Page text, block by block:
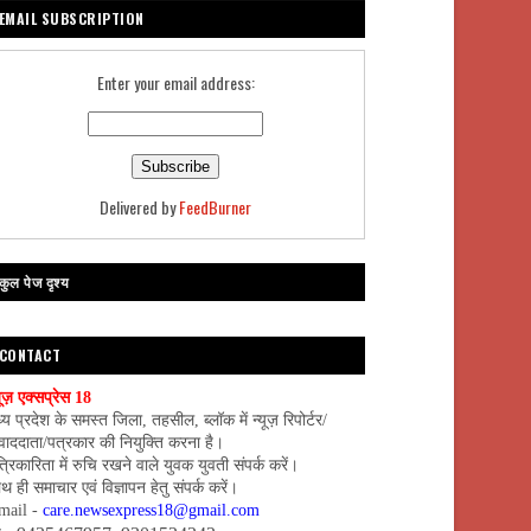
EMAIL SUBSCRIPTION
Enter your email address:
Delivered byFeedBurner
पेज दृश्य
CONTACT
एक्सप्रेस 18
प्रदेश के समस्त जिला, तहसील, ब्लॉक में न्यूज़ रिपोर्टर/
पत्रकार की नियुक्ति करना है।
में रुचि रखने वाले युवक युवती संपर्क करें।
ही समाचार एवं विज्ञापन हेतु संपर्क करें।
- care.newsexpress18@gmail.com